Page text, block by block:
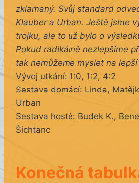
zklamaný. Svůj standard
Klauber a Urban. Ještě jsme
trojku, ale to už bylo o
Pokud radikálně nezlepšíme
tak nemůžeme myslet na lepší
Vývoj utkání: 1:0, 1:2, 4:2
Sestava domácí: Linda,
Urban
Sestava hosté: Budek K.,
Šichtanc
Konečná